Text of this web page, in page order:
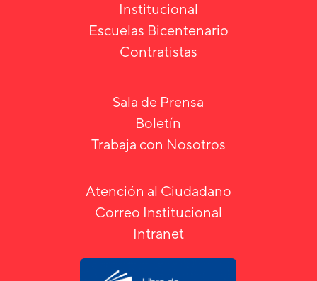
Institucional
Escuelas Bicentenario
Contratistas
Sala de Prensa
Boletín
Trabaja con Nosotros
Atención al Ciudadano
Correo Institucional
Intranet